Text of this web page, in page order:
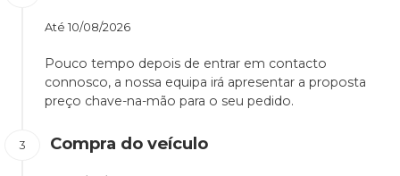
Até 10/08/2026
Pouco tempo depois de entrar em contacto
connosco, a nossa equipa irá apresentar a proposta
preço chave-na-mão para o seu pedido.
Compra do veículo